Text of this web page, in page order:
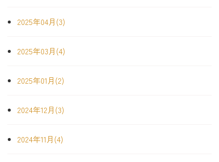
2025年04月(3)
2025年03月(4)
2025年01月(2)
2024年12月(3)
2024年11月(4)